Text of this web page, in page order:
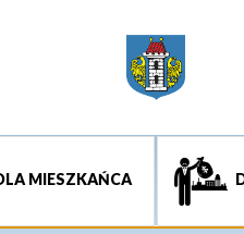
MIESZKAŃCA